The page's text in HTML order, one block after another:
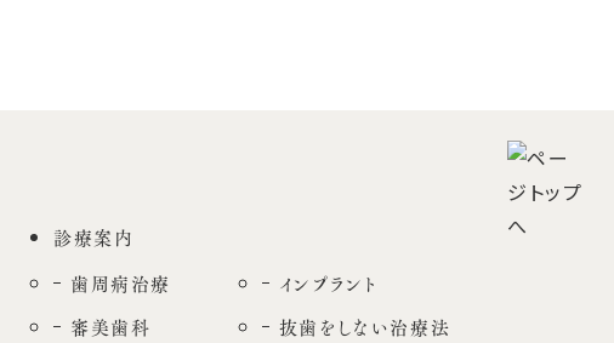
診療案内
歯周病治療
審美歯科
インプラント
抜歯をしない治療法